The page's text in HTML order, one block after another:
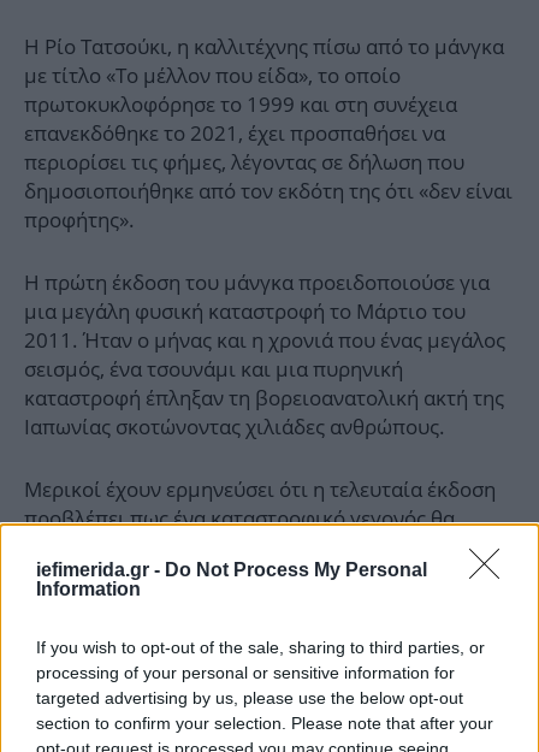
iefimerida.gr - Do Not Process My Personal
Information
If you wish to opt-out of the sale, sharing to third parties, or
processing of your personal or sensitive information for
targeted advertising by us, please use the below opt-out
section to confirm your selection. Please note that after your
opt-out request is processed you may continue seeing
Η Ρίο Τατσούκι, η καλλιτέχνης πίσω από το μάνγκα
με τίτλο «Το μέλλον που είδα», το οποίο
πρωτοκυκλοφόρησε το 1999 και στη συνέχεια
επανεκδόθηκε το 2021, έχει προσπαθήσει να
περιορίσει τις φήμες, λέγοντας σε δήλωση που
δημοσιοποιήθηκε από τον εκδότη της ότι «δεν είναι
προφήτης».
Η πρώτη έκδοση του μάνγκα προειδοποιούσε για
μια μεγάλη φυσική καταστροφή το Μάρτιο του
2011. Ήταν ο μήνας και η χρονιά που ένας μεγάλος
σεισμός, ένα τσουνάμι και μια πυρηνική
καταστροφή έπληξαν τη βορειοανατολική ακτή της
Ιαπωνίας σκοτώνοντας χιλιάδες ανθρώπους.
Μερικοί έχουν ερμηνεύσει ότι η τελευταία έκδοση
προβλέπει πως ένα καταστροφικό γεγονός θα
Τατσούκι το έχει αρνηθεί.